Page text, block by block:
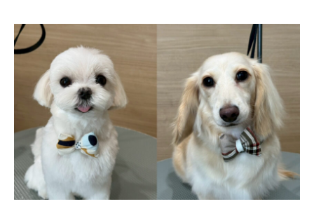
お知らせ
ブログ
お問い合わせ